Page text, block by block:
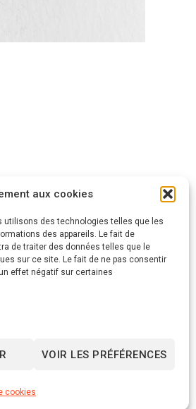
aux cookies
utilisons des technologies telles que les
des appareils. Le fait de
de traiter des données telles que le
sur ce site. Le fait de ne pas consentir
effet négatif sur certaines
VOIR LES PRÉFÉRENCES
cookies